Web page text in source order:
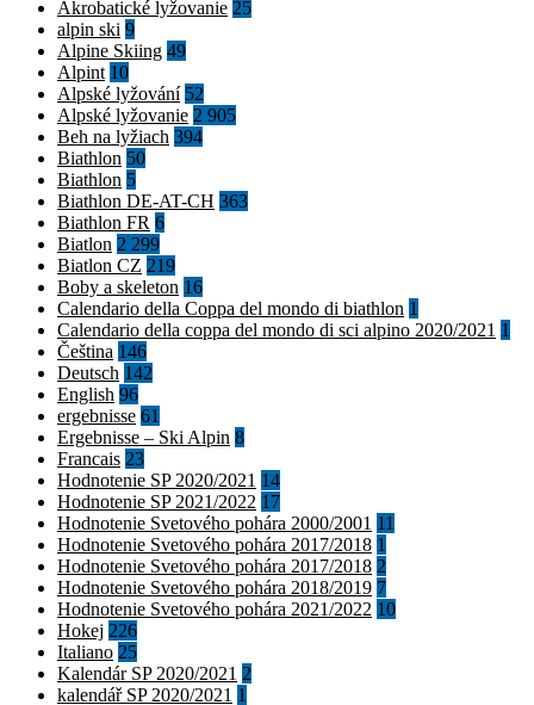
Akrobatické lyžovanie 25
alpin ski 9
Alpine Skiing 49
Alpint 10
Alpské lyžování 52
Alpské lyžovanie 2 905
Beh na lyžiach 394
Biathlon 50
Biathlon 5
Biathlon DE-AT-CH 363
Biathlon FR 6
Biatlon 2 299
Biatlon CZ 219
Boby a skeleton 16
Calendario della Coppa del mondo di biathlon 1
Calendario della coppa del mondo di sci alpino 2020/2021 1
Čeština 146
Deutsch 142
English 96
ergebnisse 61
Ergebnisse – Ski Alpin 8
Francais 23
Hodnotenie SP 2020/2021 14
Hodnotenie SP 2021/2022 17
Hodnotenie Svetového pohára 2000/2001 11
Hodnotenie Svetového pohára 2017/2018 1
Hodnotenie Svetového pohára 2017/2018 2
Hodnotenie Svetového pohára 2018/2019 7
Hodnotenie Svetového pohára 2021/2022 10
Hokej 226
Italiano 25
Kalendár SP 2020/2021 2
kalendář SP 2020/2021 1